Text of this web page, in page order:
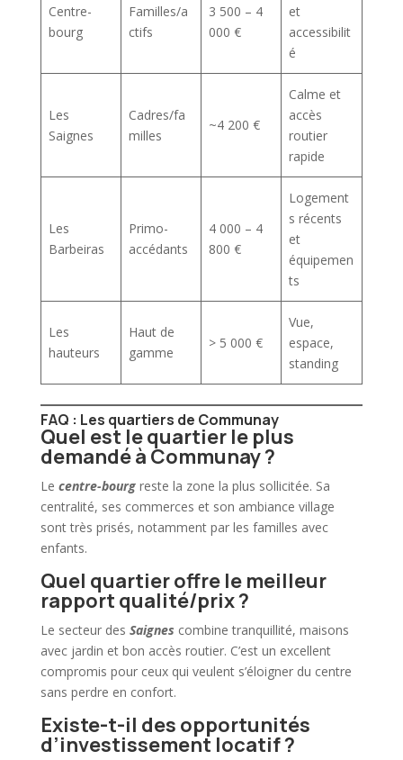
Centre-
bourg
Familles/a
ctifs
3 500 – 4
000 €
et
accessibilit
é
Les
Saignes
Cadres/fa
milles
~4 200 €
Calme et
accès
routier
rapide
Les
Barbeiras
Primo-
accédants
4 000 – 4
800 €
Logement
s récents
et
équipemen
ts
Les
hauteurs
Haut de
gamme
> 5 000 €
Vue,
espace,
standing
FAQ : Les quartiers de Communay
Quel est le quartier le plus
demandé à Communay ?
Le centre-bourgreste la zone la plus sollicitée. Sa
centralité, ses commerces et son ambiance village
sont très prisés, notamment par les familles avec
enfants.
Quel quartier offre le meilleur
rapport qualité/prix ?
Le secteur des Saignes combine tranquillité, maisons
avec jardin et bon accès routier. C’est un excellent
compromis pour ceux qui veulent s’éloigner du centre
sans perdre en confort.
Existe-t-il des opportunités
d’investissement locatif ?